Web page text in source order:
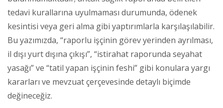
tedavi kurallarına uyulmaması durumunda, ödenek
kesintisi veya geri alma gibi yaptırımlarla karşılaşılabilir.
Bu yazımızda, “raporlu işçinin görev yerinden ayrılması,
il dışı yurt dışına çıkışı”, “istirahat raporunda seyahat
yasağı” ve “tatil yapan işçinin feshi” gibi konulara yargı
kararları ve mevzuat çerçevesinde detaylı biçimde
değineceğiz.